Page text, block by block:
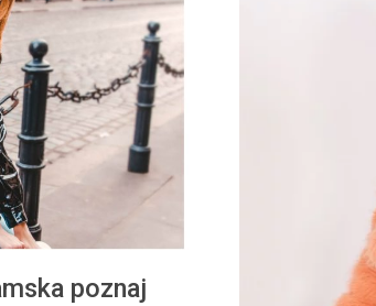
poznaj